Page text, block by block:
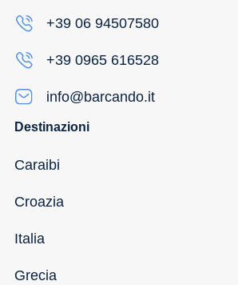
+39 06 94507580
+39 0965 616528
info@barcando.it
Destinazioni
Caraibi
Croazia
Italia
Grecia